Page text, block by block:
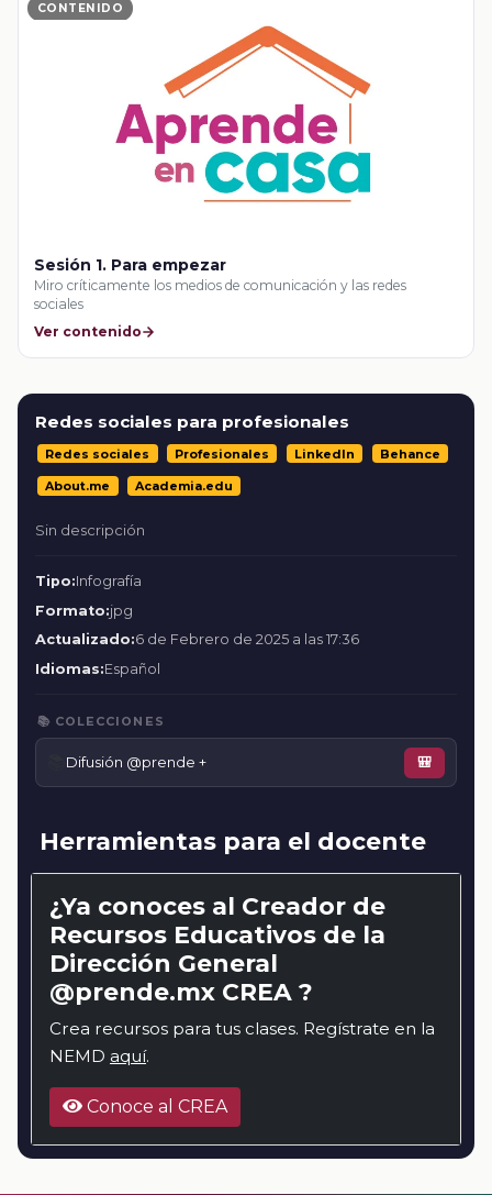
CONTENIDO
Sesión 1. Para empezar
Miro críticamente los medios de comunicación y las redes
sociales
Ver contenido
Redes sociales para profesionales
Redes sociales Profesionales LinkedIn Behance
About.me Academia.edu
Sin descripción
Tipo:Infografía
Formato:jpg
Actualizado:6 de Febrero de 2025 a las 17:36
Idiomas:Español
📚 COLECCIONES
Difusión @prende + 🎒
Herramientas para el docente
¿Ya conoces al Creador de
Recursos Educativos de la
Dirección General
@prende.mx CREA ?
Crea recursos para tus clases. Regístrate en la
NEMD aquí.
Conoce al CREA